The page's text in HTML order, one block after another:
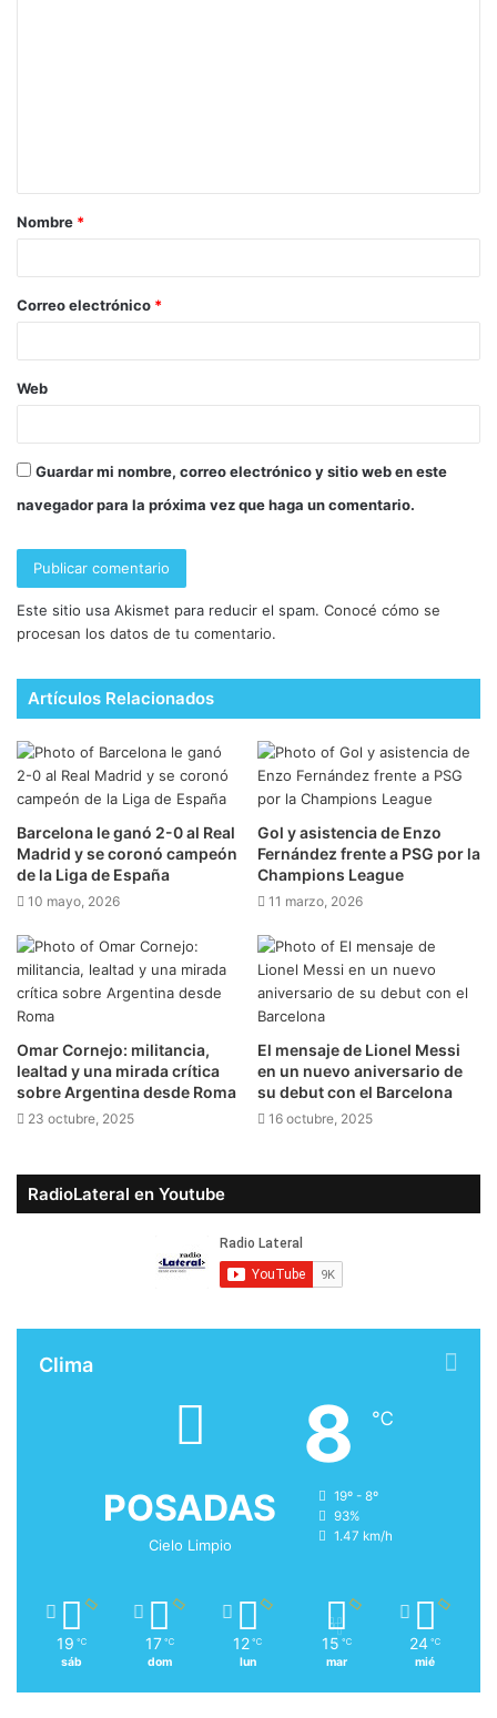
Nombre *
Correo electrónico *
Web
Guardar mi nombre, correo electrónico y sitio web en este
navegador para la próxima vez que haga un comentario.
Este sitio usa Akismet para reducir el spam. Conocé cómo se
procesan los datos de tu comentario.
Artículos Relacionados
Barcelona le ganó 2-0 al Real
Madrid y se coronó campeón
de la Liga de España
10 mayo, 2026
Gol y asistencia de Enzo
Fernández frente a PSG por la
Champions League
11 marzo, 2026
Omar Cornejo: militancia,
lealtad y una mirada crítica
sobre Argentina desde Roma
23 octubre, 2025
El mensaje de Lionel Messi
en un nuevo aniversario de
su debut con el Barcelona
16 octubre, 2025
RadioLateral en Youtube
Clima
POSADAS
Cielo Limpio
8 ℃
19º - 8º
93%
1.47 km/h
19 ℃
sáb
17 ℃
dom
12 ℃
lun
15 ℃
mar
24 ℃
mié